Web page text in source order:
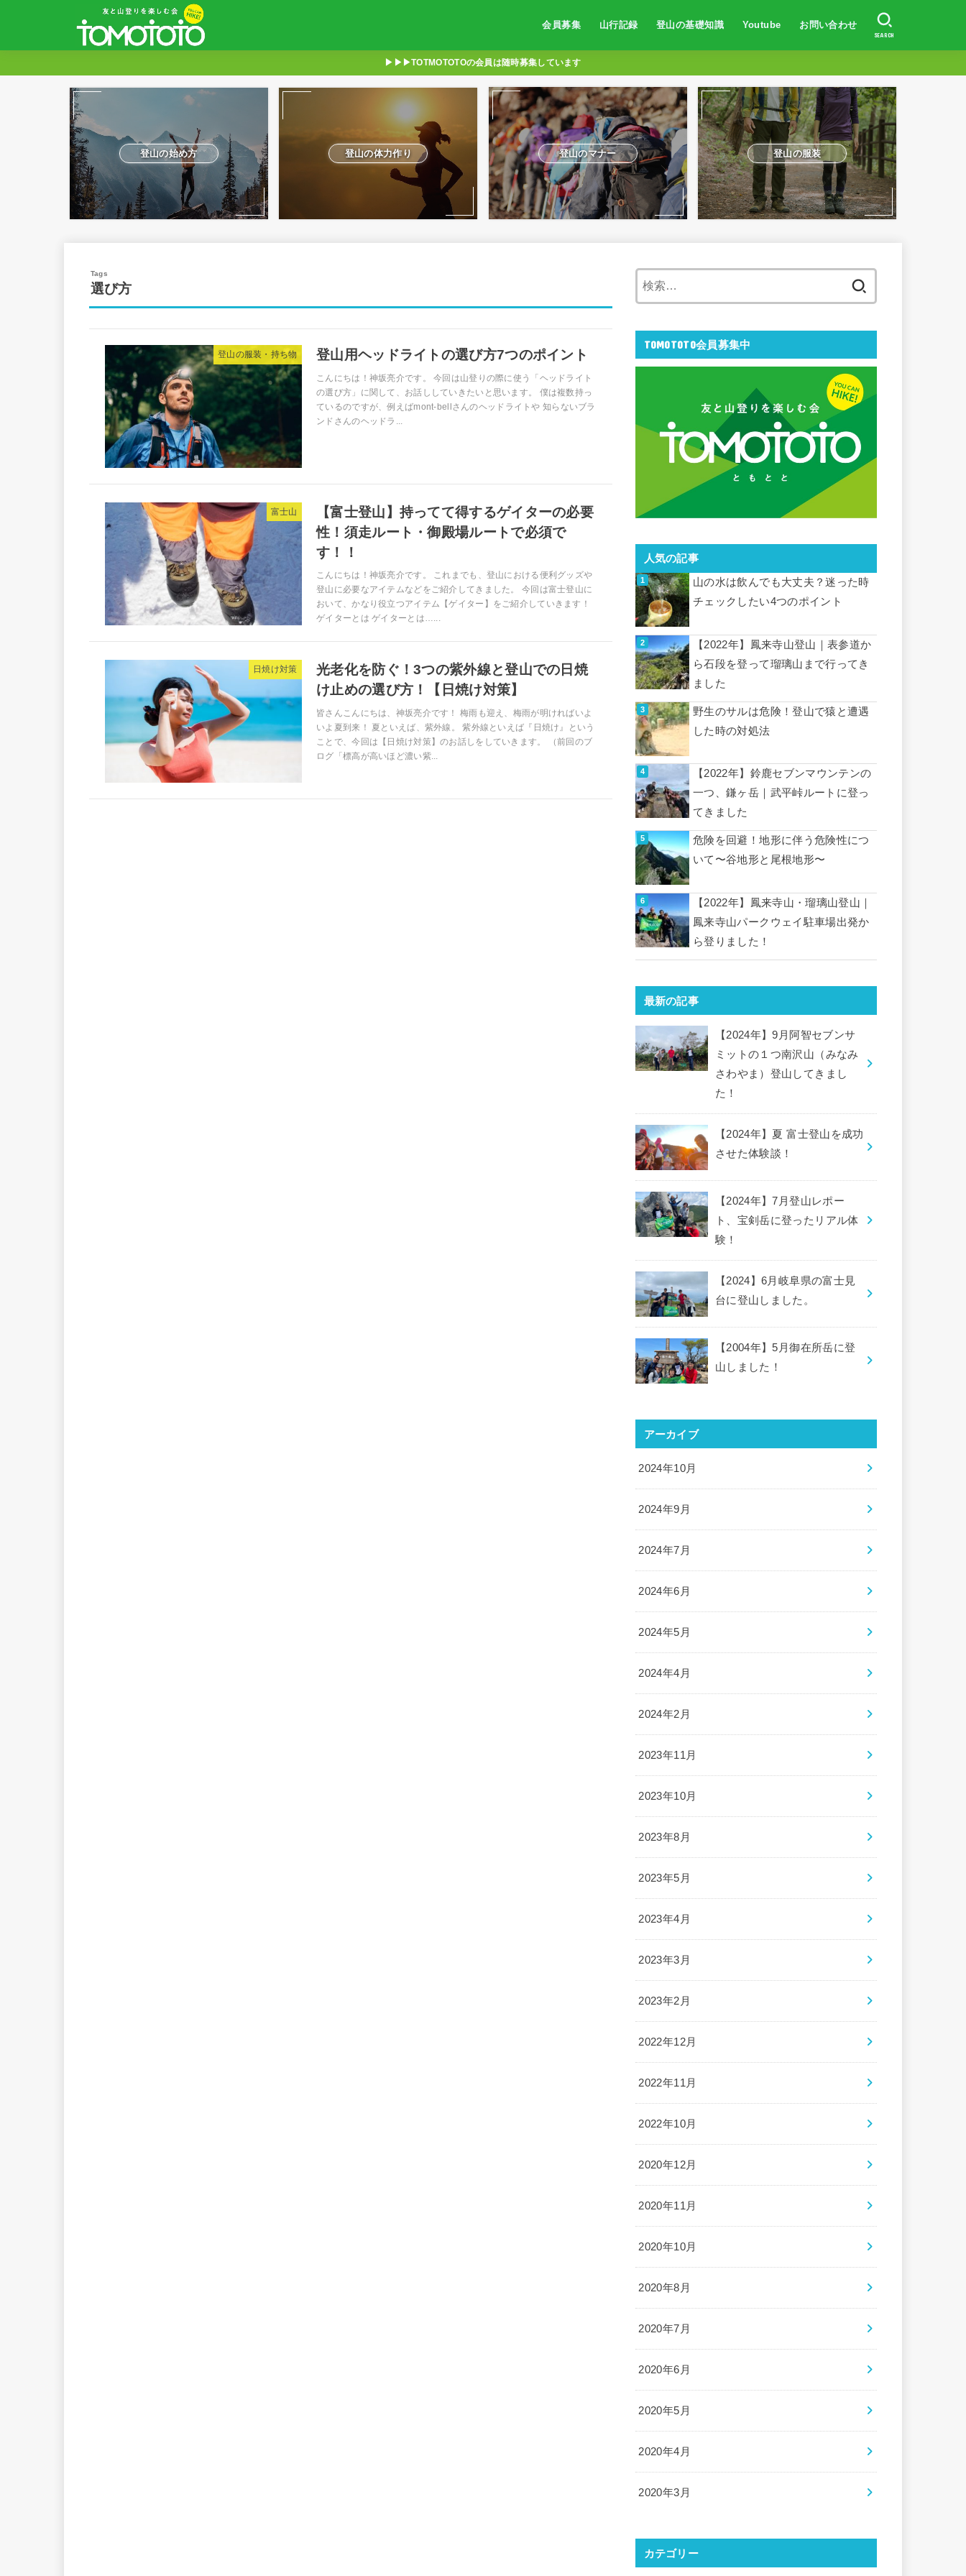
会員募集 山行記録 登山の基礎知識
登山初心者向け
登山の服装・持ち物
山の歩き方
防水対策
トレーニング方法
山岳事故・遭難対策
体験談
Youtube
登山初心者向け
富士山に登りたい人へ
登山での体験談
山の登り方
登山の服装
地図の読み方
日焼け対策
登山の体力作り
山岳遭難事故対策
お問い合わせ
SEARCH
▶︎▶︎▶︎TOTMOTOTOの会員は随時募集しています
登山の始め方 登山の体力作り 登山のマナー 登山の服装
選び方
登山の服装・持ち物 登山用ヘッドライトの選び方7つのポイント
こんにちは！神坂亮介です。 今回は山登りの際に使う「ヘッドライト
の選び方」に関して、お話ししていきたいと思います。 僕は複数持っ
ているのですが、例えばmont-bellさんのヘッドライトや 知らないブラ
ンドさんのヘッドラ...
富士山
【富士登山】持ってて得するゲイターの必要
性！須走ルート・御殿場ルートで必須で
す！！
こんにちは！神坂亮介です。 これまでも、登山における便利グッズや
登山に必要なアイテムなどをご紹介してきました。 今回は富士登山に
おいて、かなり役立つアイテム【ゲイター】をご紹介していきます！
ゲイターとは ゲイターとは…...
日焼け対策
光老化を防ぐ！3つの紫外線と登山での日焼
け止めの選び方！【日焼け対策】
皆さんこんにちは、神坂亮介です！ 梅雨も迎え、梅雨が明ければいよ
いよ夏到来！ 夏といえば、紫外線。 紫外線といえば『日焼け』という
ことで、今回は【日焼け対策】のお話しをしていきます。 （前回のブ
ログ「標高が高いほど濃い紫...
TOMOTOTO会員募集中
人気の記事
山の水は飲んでも大丈夫？迷った時
チェックしたい4つのポイント
【2022年】鳳来寺山登山｜表参道か
ら石段を登って瑠璃山まで行ってき
ました
野生のサルは危険！登山で猿と遭遇
した時の対処法
【2022年】鈴鹿セブンマウンテンの
一つ、鎌ヶ岳｜武平峠ルートに登っ
てきました
危険を回避！地形に伴う危険性につ
いて〜谷地形と尾根地形〜
【2022年】鳳来寺山・瑠璃山登山｜
鳳来寺山パークウェイ駐車場出発か
ら登りました！
最新の記事
【2024年】9月阿智セブンサ
ミットの１つ南沢山（みなみ
さわやま）登山してきまし
た！
【2024年】夏 富士登山を成功
させた体験談！
【2024年】7月登山レポー
ト、宝剣岳に登ったリアル体
験！
【2024】6月岐阜県の富士見
台に登山しました。
【2004年】5月御在所岳に登
山しました！
アーカイブ
2024年10月
2024年9月
2024年7月
2024年6月
2024年5月
2024年4月
2024年2月
2023年11月
2023年10月
2023年8月
2023年5月
2023年4月
2023年3月
2023年2月
2022年12月
2022年11月
2022年10月
2020年12月
2020年11月
2020年10月
2020年8月
2020年7月
2020年6月
2020年5月
2020年4月
2020年3月
カテゴリー